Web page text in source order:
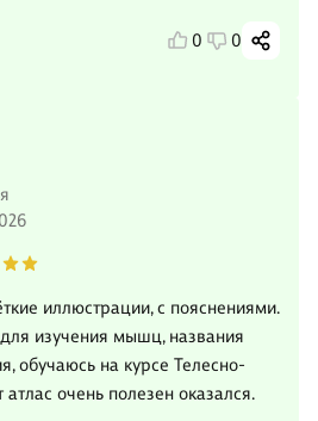
0 0
иллюстрации, с пояснениями.
изучения мышц, названия
обучаюсь на курсе Телесно-
атлас очень полезен оказался.